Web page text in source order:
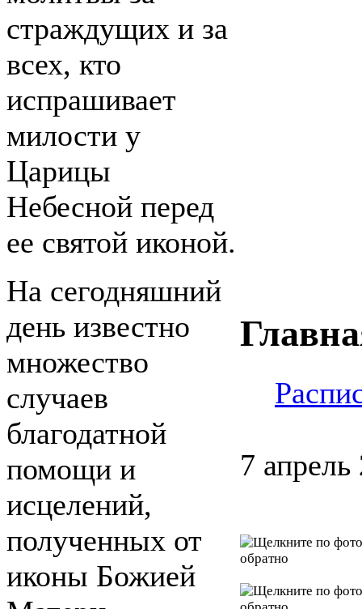
страждущих и за
всех, кто
испрашивает
милости у
Царицы
Небесной перед
ее святой иконой.
На сегодняшний
день известно
множество
случаев
благодатной
помощи и
исцелений,
полученных от
иконы Божией
7